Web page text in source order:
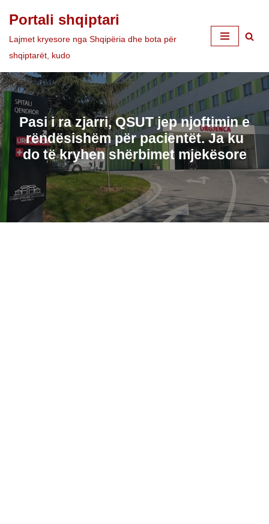
Skip
to
Portali shqiptari
Lajmet kryesore nga Shqipëria dhe bota për
shqiptarët, kudo
Pasi i ra zjarri, QSUT jep njoftimin e
rëndësishëm për pacientët. Ja ku
do të kryhen shërbimet mjekësore